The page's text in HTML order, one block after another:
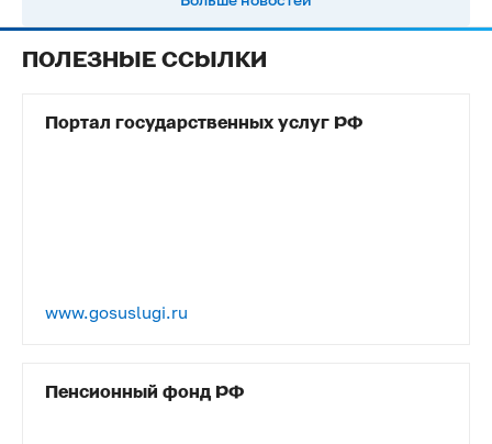
ПОЛЕЗНЫЕ ССЫЛКИ
Портал государственных услуг РФ
www.gosuslugi.ru
Пенсионный фонд РФ